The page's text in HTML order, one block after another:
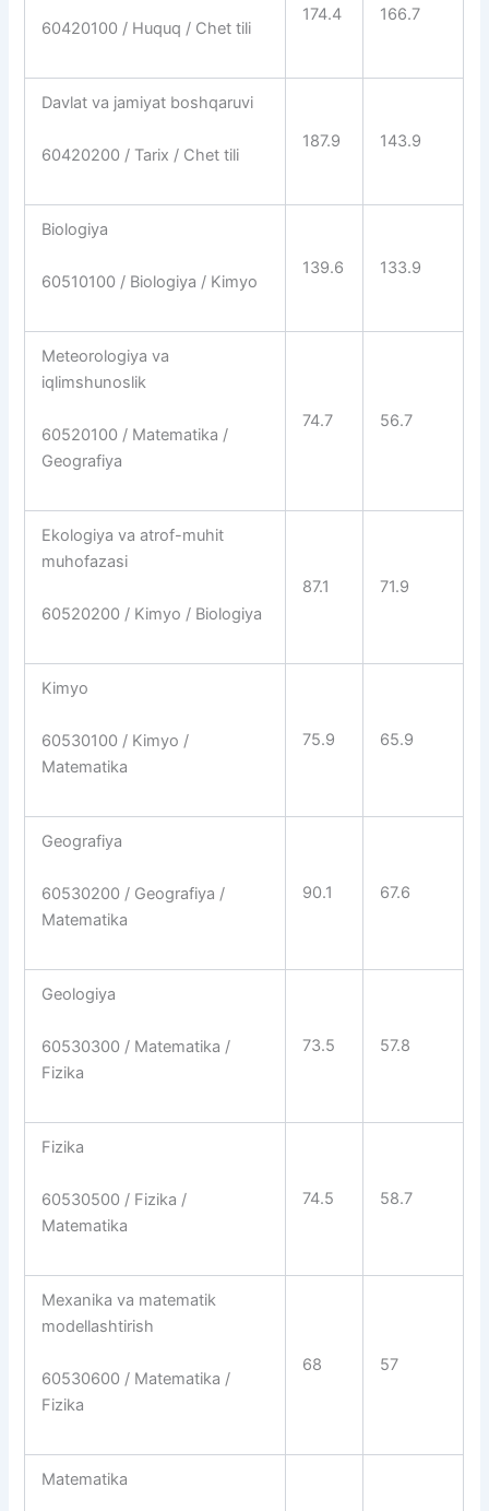
60420100 / Huquq / Chet tili
174.4 166.7
Davlat va jamiyat boshqaruvi
60420200 / Tarix / Chet tili
187.9 143.9
Biologiya
60510100 / Biologiya / Kimyo
139.6 133.9
Meteorologiya va
iqlimshunoslik
60520100 / Matematika /
Geografiya
74.7 56.7
Ekologiya va atrof-muhit
muhofazasi
60520200 / Kimyo / Biologiya
87.1 71.9
Kimyo
60530100 / Kimyo /
Matematika
75.9 65.9
Geografiya
60530200 / Geografiya /
Matematika
90.1 67.6
Geologiya
60530300 / Matematika /
Fizika
73.5 57.8
Fizika
60530500 / Fizika /
Matematika
74.5 58.7
Mexanika va matematik
modellashtirish
60530600 / Matematika /
Fizika
68 57
Matematika